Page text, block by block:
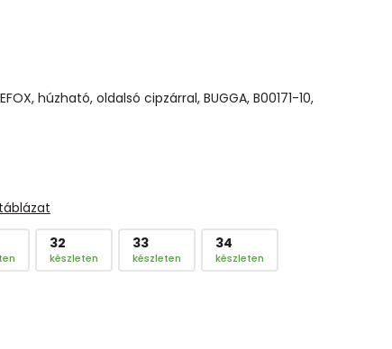
húzható, oldalsó cipzárral, BUGGA, B00171-10,
32
készleten
33
készleten
34
készleten